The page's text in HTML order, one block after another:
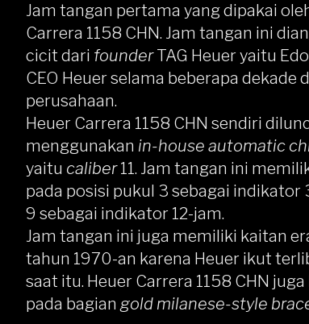
Jam tangan pertama yang dipakai
Carrera 1158 CHN. Jam tangan ini
cicit dari founderTAG Heuer yaitu
CEO Heuer selama beberapa
perusahaan.
Heuer Carrera 1158 CHN sendiri
menggunakan in-house automatic
yaitu caliber11. Jam tangan ini
pada posisi pukul 3 sebagai
9 sebagai indikator 12-jam.
Jam tangan ini juga memiliki kaitan
tahun 1970-an karena Heuer ikut
saat itu. Heuer Carrera 1158 CHN
pada bagian gold milanese-style